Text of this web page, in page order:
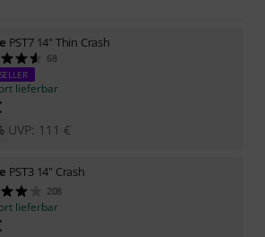
PST7 14" Thin Crash
68
lieferbar
UVP: 111 €
PST3 14" Crash
208
lieferbar